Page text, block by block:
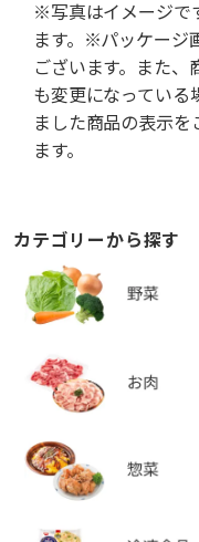
※写真はイメージで
ます。※パッケージ
ございます。また、
も変更になっている
ました商品の表示
ます。
カテゴリーから探す